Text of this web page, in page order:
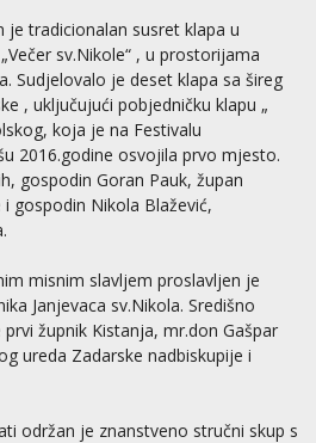
je tradicionalan susret klapa u
sv.Nikole“ , u prostorijama
Sudjelovalo je deset klapa sa šireg
, uključujući pobjedničku klapu „
koja je na Festivalu
2016.godine osvojila prvo mjesto.
gospodin Goran Pauk, župan
gospodin Nikola Blažević,
misnim slavljem proslavljen je
Janjevaca sv.Nikola. Središno
župnik Kistanja, mr.don Gašpar
ureda Zadarske nadbiskupije i
održan je znanstveno stručni skup s